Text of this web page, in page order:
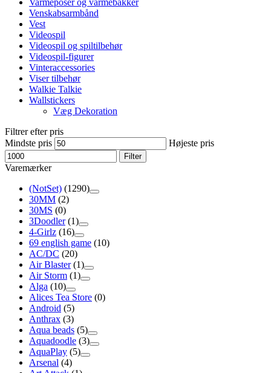
Venskabsarmbånd
Vest
Videospil
Videospil og spiltilbehør
Videospil-figurer
Vinteraccessories
Viser tilbehør
Walkie Talkie
Wallstickers
Væg Dekoration
Filtrer efter pris
Mindste pris
Højeste pris
Filter
Varemærker
(NotSet) (1290)
30MM (2)
30MS (0)
3Doodler (1)
4-Girlz (16)
69 english game (10)
AC/DC (20)
Air Blaster (1)
Air Storm (1)
Alga (10)
Alices Tea Store (0)
Android (5)
Anthrax (3)
Aqua beads (5)
Aquadoodle (3)
AquaPlay (5)
Arsenal (4)